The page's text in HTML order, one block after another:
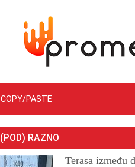
COPY/PASTE
(POD) RAZNO
Terasa između